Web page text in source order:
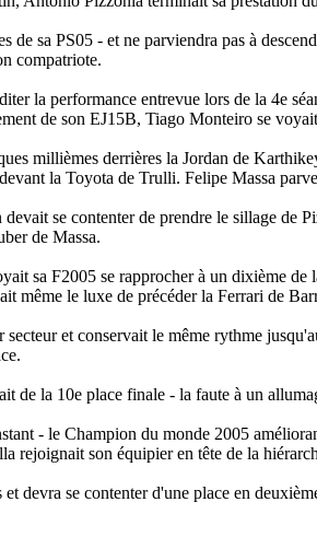
sa PS05 - et ne parviendra pas à
compatriote.
la performance entrevue lors de la 4e
de son EJ15B, Tiago Monteiro se
millièmes derrières la Jordan de
la Toyota de Trulli. Felipe Massa
se contenter de prendre le sillage de
de Massa.
sa F2005 se rapprocher à un dixième
même le luxe de précéder la Ferrari de
et conservait le même rythme
de la 10e place finale - la faute à un
- le Champion du monde 2005
rejoignait son équipier en tête de la
devra se contenter d'une place en